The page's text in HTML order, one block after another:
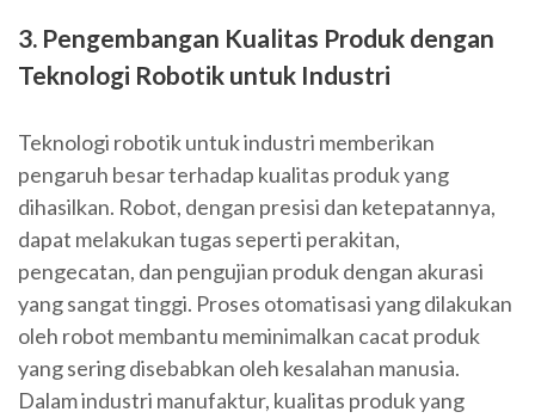
3. Pengembangan Kualitas Produk dengan
Teknologi Robotik untuk Industri
Teknologi robotik untuk industri memberikan
pengaruh besar terhadap kualitas produk yang
dihasilkan. Robot, dengan presisi dan ketepatannya,
dapat melakukan tugas seperti perakitan,
pengecatan, dan pengujian produk dengan akurasi
yang sangat tinggi. Proses otomatisasi yang dilakukan
oleh robot membantu meminimalkan cacat produk
yang sering disebabkan oleh kesalahan manusia.
Dalam industri manufaktur, kualitas produk yang